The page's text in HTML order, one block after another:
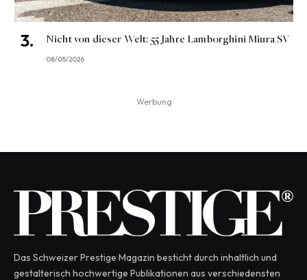
Nicht von dieser Welt: 55 Jahre Lamborghini Miura SV
08/05/2026
Werbung
Das Schweizer Prestige Magazin besticht durch inhaltlich und
gestalterisch hochwertige Publikationen aus verschiedensten